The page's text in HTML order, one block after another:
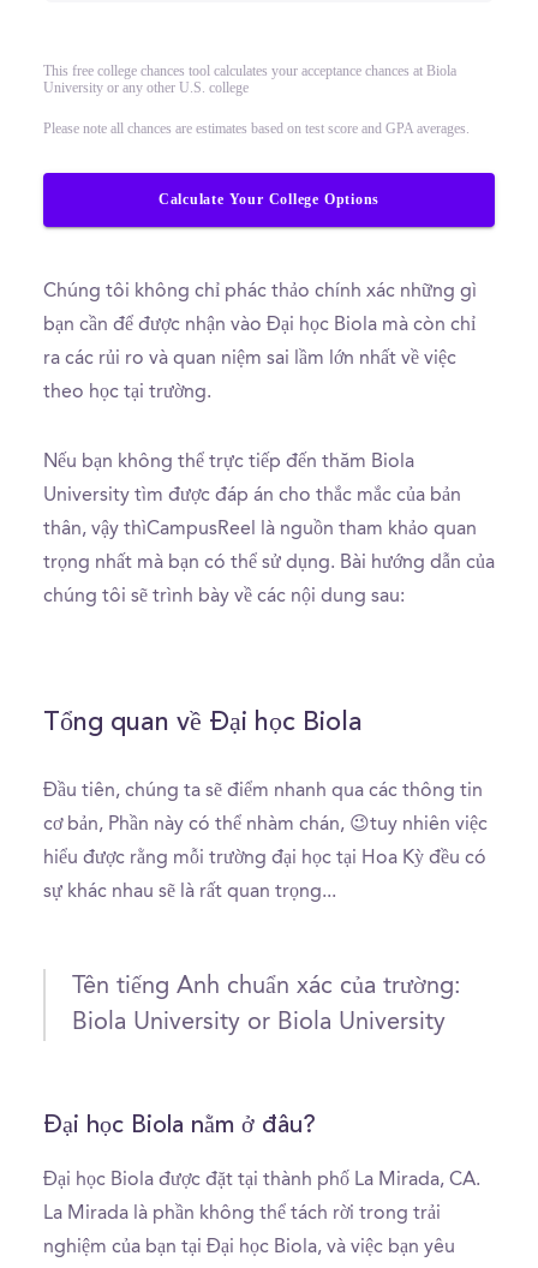
This free college chances tool calculates your acceptance chances at Biola
University or any other U.S. college
Please note all chances are estimates based on test score and GPA averages.
Calculate Your College Options
Chúng tôi không chỉ phác thảo chính xác những gì
bạn cần để được nhận vào Đại học Biola mà còn chỉ
ra các rủi ro và quan niệm sai lầm lớn nhất về việc
theo học tại trường.
Nếu bạn không thể trực tiếp đến thăm Biola
University tìm được đáp án cho thắc mắc của bản
thân, vậy thìCampusReel là nguồn tham khảo quan
trọng nhất mà bạn có thể sử dụng. Bài hướng dẫn của
chúng tôi sẽ trình bày về các nội dung sau:
Tổng quan về Đại học Biola
Đầu tiên, chúng ta sẽ điểm nhanh qua các thông tin
cơ bản, Phần này có thể nhàm chán, 😉tuy nhiên việc
hiểu được rằng mỗi trường đại học tại Hoa Kỳ đều có
sự khác nhau sẽ là rất quan trọng...
Tên tiếng Anh chuẩn xác của trường:
Biola University or Biola University
Đại học Biola nằm ở đâu?
Đại học Biola được đặt tại thành phố La Mirada, CA.
La Mirada là phần không thể tách rời trong trải
nghiệm của bạn tại Đại học Biola, và việc bạn yêu